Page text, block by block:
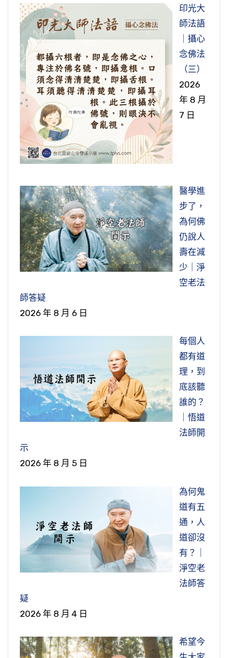
印光大
師法語
｜攝心
念佛法
（三）
2026
年 8 月
7 日
醫學進
步了，
為何佛
仍說人
壽在減
少｜淨
空老法
師答疑
2026 年 8 月 6 日
每個人
都有道
理，到
底該聽
誰的？
｜悟道
法師開
示
2026 年 8 月 5 日
為何鬼
道有五
通，人
道卻沒
有？｜
淨空老
法師答
疑
2026 年 8 月 4 日
希望今